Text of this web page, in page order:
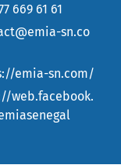
669 61 61
sn.co
emia-sn.com/
web.facebook.